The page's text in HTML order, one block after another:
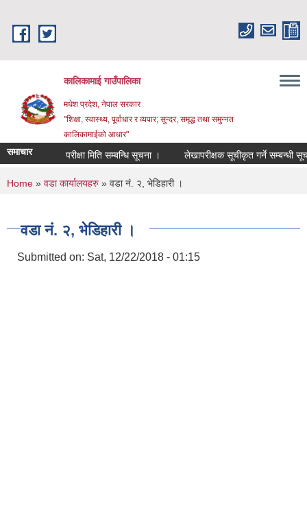
कालिकामाई गाउँपालिका
मधेश प्रदेश, नेपाल सरकार
"शिक्षा, स्वास्थ्य, पूर्वाधार र व्यपार; सुन्दर, समृद्ध तथा समुन्नत
कालिकामाईको आधार"
समाचार परीक्षा मिति सम्बन्धि सूचना । लेखापरीक्षक सूचीकृत गर्ने सम्बन्धी सूचना।
You are here
Home » वडा कार्यालयहरु » वडा नं. २, भेडिहारी ।
वडा नं. २, भेडिहारी ।
Submitted on: Sat, 12/22/2018 - 01:15